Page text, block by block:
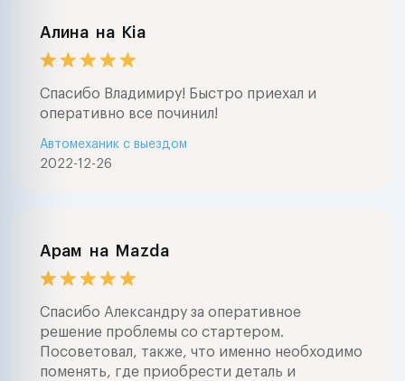
Алина на Kia
Спасибо Владимиру! Быстро приехал и
оперативно все починил!
2022-12-26
Автомеханик с выездом
Арам на Mazda
Спасибо Александру за оперативное
решение проблемы со стартером.
Посоветовал, также, что именно необходимо
поменять, где приобрести деталь и